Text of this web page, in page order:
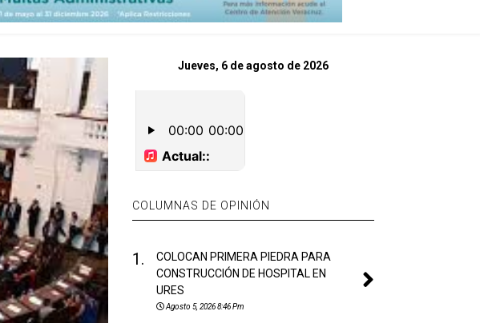
Jueves, 6 de agosto de 2026
COLUMNAS DE OPINIÓN
1.
COLOCAN PRIMERA PIEDRA PARA
CONSTRUCCIÓN DE HOSPITAL EN
URES
Agosto 5, 2026 8:46 Pm